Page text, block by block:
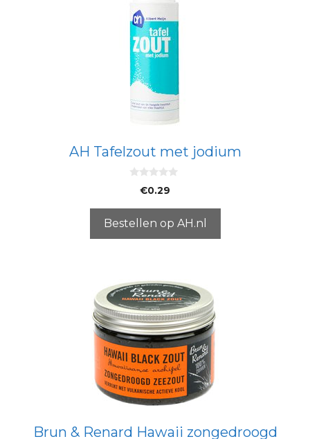
AH Tafelzout met jodium
5
€0.29
Bestellen op AH.nl
Brun & Renard Hawaii zongedroogd